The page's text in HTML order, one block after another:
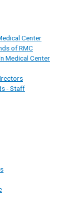
Center
of RMC
Medical Center
- Staff